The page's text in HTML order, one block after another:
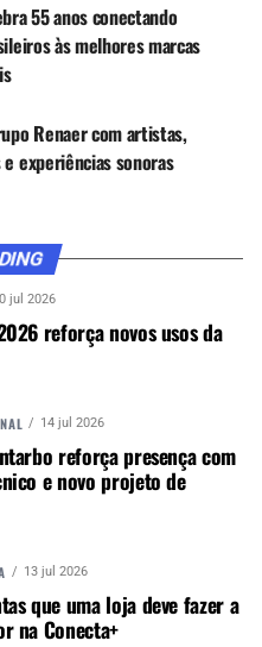
Música & Mercado no
na Audio &
um dos principais
e lojistas,
e criando novas
afirma.
55 anos conectando
às melhores marcas
Renaer com artistas,
experiências sonoras
jul 2026
reforça novos usos da
14 jul 2026
reforça presença com
e novo projeto de
13 jul 2026
que uma loja deve fazer a
na Conecta+